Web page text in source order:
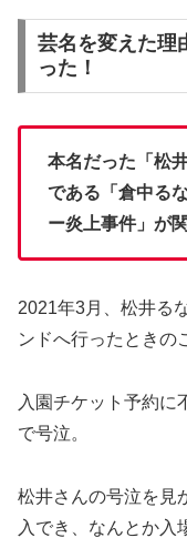
芸名を変えた理
った！
本名だった「松
である「倉中る
ー炎上事件」が
2021年3月、松井る
ンドへ行ったときの
入園チケット予約に
で号泣。
松井さんの号泣を見
入でき、なんとか入